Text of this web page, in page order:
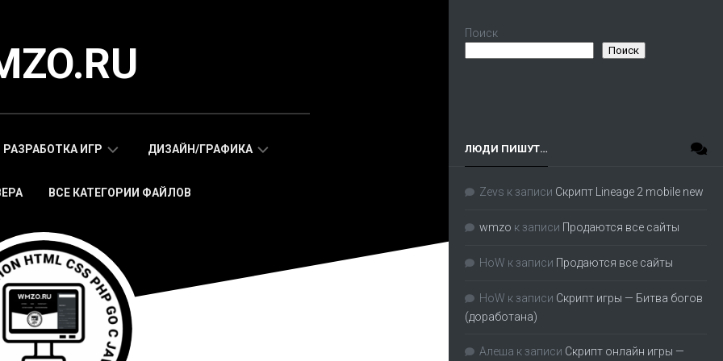
РАЗРАБОТКА ИГР
МОБИЛЬНЫХ
ИГР
HTML5
ИГРЫ
СКРИПТЫ
WEB
ДИЗАЙН/ГРАФИКА
HTML5
ВСЕ КАТЕГОРИИ ФАЙЛОВ
Поиск
Поиск
ЛЮДИ ПИШУТ…
Zevs к записи Скрипт Lineage 2 mobile new
wmzo к записи Продаются все сайты
HoW к записи Продаются все сайты
HoW к записи Скрипт игры — Битва богов
(доработана)
Алеша к записи Скрипт онлайн игры —